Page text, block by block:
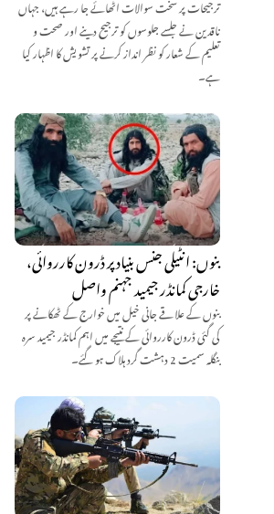
ترجیحات پر سخت سوالات اٹھائے جا رہے ہیں، جہاں
ناقدین نے جلسے جلوسوں کو ترجیح دینے اور صحت و
تعلیم کے شعار کو نظر انداز کرنے پر تشویش کا اظہار کیا
ہے۔
بنوں: انٹیلی جنس بنیاد پر ڈرون کارروائی،
خارجی کمانڈر جیمید جہنم واصل
بنوں کے علاقے جانی خیل میں خوارج کے ٹھکانے پر
کی گئی ڈرون کارروائی کے نتیجے میں اہم کمانڈر جیمید سرہ
بنگلہ سمیت 2 دہشت گرد ہلاک ہو گئے۔